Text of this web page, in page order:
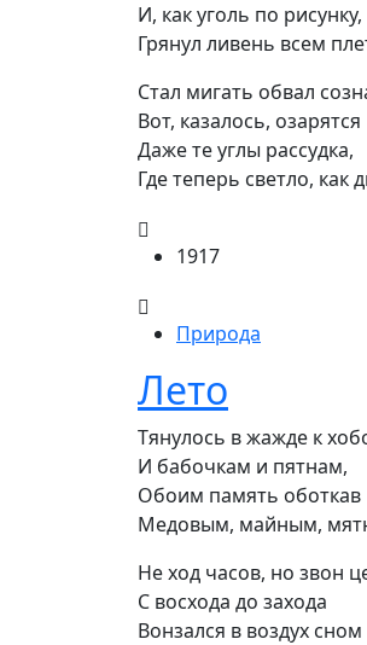
И, как уголь по рисунку,
Грянул ливень всем
Стал мигать обвал
Вот, казалось, озарятся
Даже те углы рассудка,
Где теперь светло, как
1917
Природа
Лето
Тянулось в жажде к
И бабочкам и пятнам,
Обоим память оботкав
Медовым, майным,
Не ход часов, но звон
С восхода до захода
Вонзался в воздух